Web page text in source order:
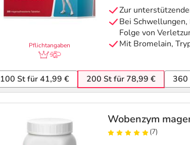
Pflichtangaben
Zur
Bei Schwellungen,
Folge von
Mit Bromelain,
100 St für 41,99 € 200 St für 78,99 € 360
Wobenzym
(7)